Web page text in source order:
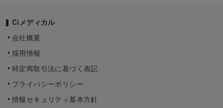
Ciメディカル
会社概要
採用情報
特定商取引法に基づく表記
プライバシーポリシー
情報セキュリティ基本方針